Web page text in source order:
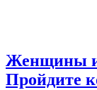
Женщины
Пройдите